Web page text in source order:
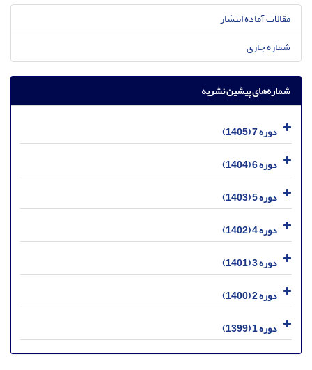
مقالات آماده انتشار
شماره جاری
شماره‌های پیشین نشریه
دوره 7 (1405)
دوره 6 (1404)
دوره 5 (1403)
دوره 4 (1402)
دوره 3 (1401)
دوره 2 (1400)
دوره 1 (1399)